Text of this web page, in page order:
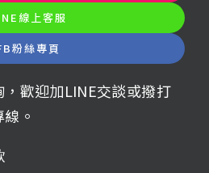
線上客服
粉絲專頁
歡迎加LINE交談或撥打
。